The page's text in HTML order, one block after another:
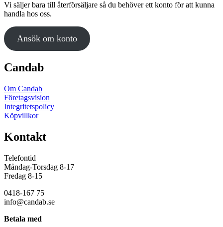
Vi säljer bara till återförsäljare så du behöver ett konto för att kunna
handla hos oss.
Ansök om konto
Candab
Om Candab
Företagsvision
Integritetspolicy
Köpvillkor
Kontakt
Telefontid
Måndag-Torsdag 8-17
Fredag 8-15
0418-167 75
info@candab.se
Betala med